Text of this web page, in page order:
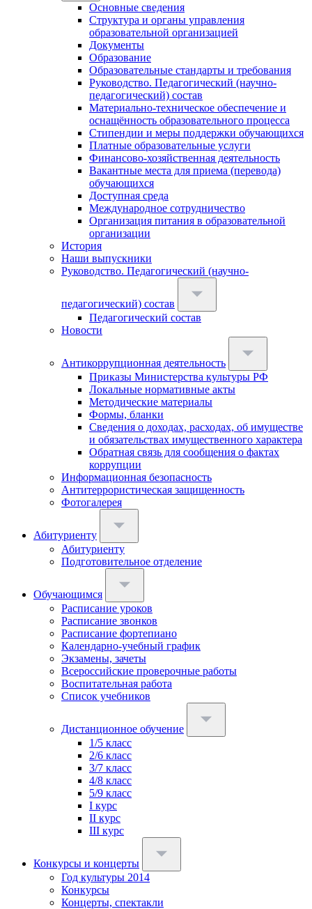
Основные сведения
Структура и органы управления
образовательной организацией
Документы
Образование
Образовательные стандарты и требования
Руководство. Педагогический (научно-
педагогический) состав
Материально-техническое обеспечение и
оснащённость образовательного процесса
Стипендии и меры поддержки обучающихся
Платные образовательные услуги
Финансово-хозяйственная деятельность
Вакантные места для приема (перевода)
обучающихся
Доступная среда
Международное сотрудничество
Организация питания в образовательной
организации
История
Наши выпускники
Руководство. Педагогический (научно-
педагогический) состав
Педагогический состав
Новости
Антикоррупционная деятельность
Приказы Министерства культуры РФ
Локальные нормативные акты
Методические материалы
Формы, бланки
Сведения о доходах, расходах, об имуществе
и обязательствах имущественного характера
Обратная связь для сообщения о фактах
коррупции
Информационная безопасность
Антитеррористическая защищенность
Фотогалерея
Абитуриенту
Абитуриенту
Подготовительное отделение
Обучающимся
Расписание уроков
Расписание звонков
Расписание фортепиано
Календарно-учебный график
Экзамены, зачеты
Всероссийские проверочные работы
Воспитательная работа
Список учебников
Дистанционное обучение
1/5 класс
2/6 класс
3/7 класс
4/8 класс
5/9 класс
I курс
II курс
III курс
Конкурсы и концерты
Год культуры 2014
Конкурсы
Концерты, спектакли